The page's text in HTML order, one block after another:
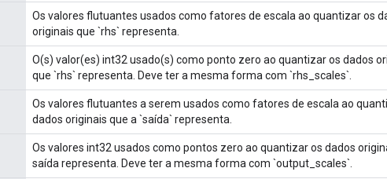
Os valores flutuantes usados ​​como fatores de escala ao quantizar os
originais que `rhs` representa.
O(s) valor(es) int32 usado(s) como ponto zero ao quantizar os dados
que `rhs` representa. Deve ter a mesma forma com `rhs_scales`.
Os valores flutuantes a serem usados ​​como fatores de escala ao
dados originais que a `saída` representa.
Os valores int32 usados ​​como pontos zero ao quantizar os dados
saída representa. Deve ter a mesma forma com `output_scales`.